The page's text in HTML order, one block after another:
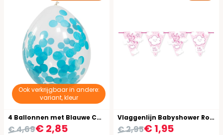
Ook verkrijgbaar in andere:
variant, kleur
4 Ballonnen met Blauwe Confetti 30cm
€ 2,85
€ 4,69
Vlaggenlijn Babyshower Roze Meisje 6 Meter
€ 1,95
€ 2,95